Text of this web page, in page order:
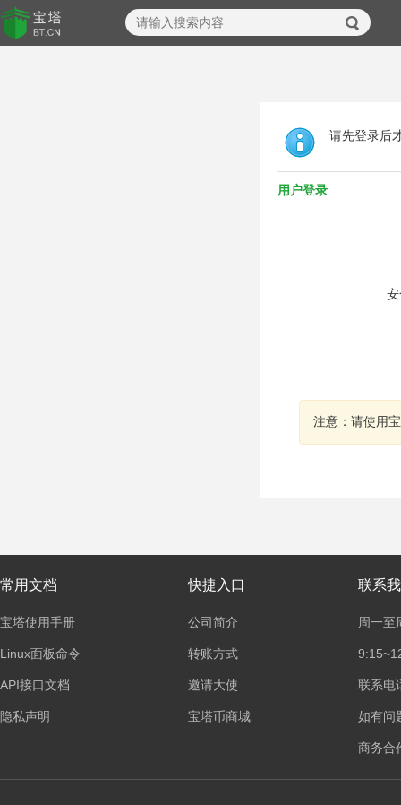
请先登录后
用户登录
注意：请使用
常用文档
宝塔使用手册
Linux面板命令
API接口文档
隐私声明
快捷入口
公司简介
转账方式
邀请大使
宝塔币商城
联系
周一至
联系电
如有问
商务合